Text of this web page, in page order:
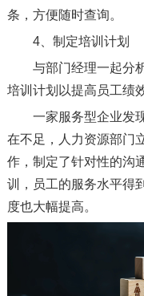
条，方便随时查询。
4、制定培训计划
与部门经理一起分
培训计划以提高员工绩
一家服务型企业发
在不足，人力资源部门
作，制定了针对性的沟
训，员工的服务水平得
度也大幅提高。